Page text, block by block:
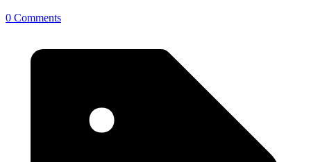
0 Comments